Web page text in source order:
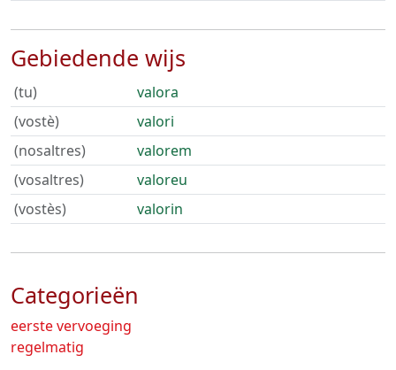
Gebiedende wijs
(tu)
valora
(vostè)
valori
(nosaltres)
valorem
(vosaltres)
valoreu
(vostès)
valorin
Categorieën
eerste vervoeging
regelmatig